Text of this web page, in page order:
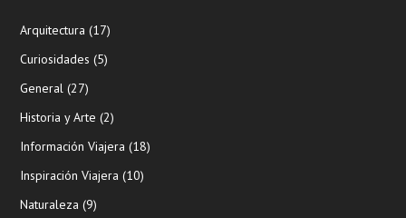
Arquitectura (17)
Curiosidades (5)
General (27)
Historia y Arte (2)
Información Viajera (18)
Inspiración Viajera (10)
Naturaleza (9)